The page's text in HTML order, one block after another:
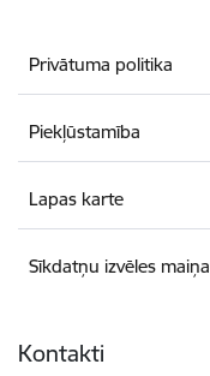
Privātuma politika
Piekļūstamība
Lapas karte
Sīkdatņu izvēles maiņa
Kontakti